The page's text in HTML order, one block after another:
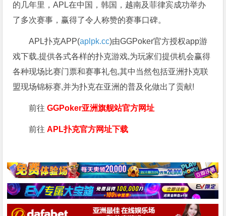
的几年里，APL在中国，韩国，越南及菲律宾成功举办
了多次赛事，赢得了令人称赞的赛事口碑。
APL扑克APP(aplpk.cc)由GGPoker官方授权app游
戏下载,提供各式各样的扑克游戏,为玩家们提供机会赢得
各种现场比赛门票和赛事礼包,其中当然包括亚洲扑克联
盟现场锦标赛,并为扑克在亚洲的普及化做出了贡献!
前往GGPoker亚洲旗舰站官方网址
前往APL扑克官方网址下载